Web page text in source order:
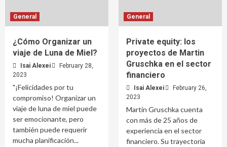
General
¿Cómo Organizar un
viaje de Luna de Miel?
Isai Alexei
February 28,
2023
"¡Felicidades por tu
compromiso! Organizar un
viaje de luna de miel puede
ser emocionante, pero
también puede requerir
mucha planificación...
General
Private equity: los
proyectos de Martin
Gruschka en el sector
financiero
Isai Alexei
February 26,
2023
Martin Gruschka cuenta
con más de 25 años de
experiencia en el sector
financiero. Su trayectoria